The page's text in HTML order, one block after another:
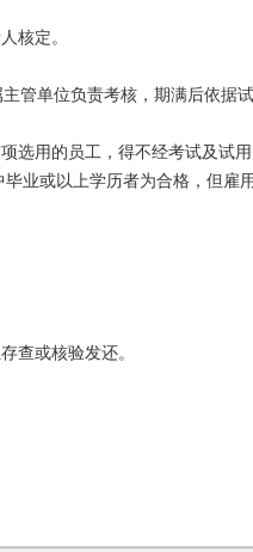
核定。
管单位负责考核，期满后依据
选用的员工，得不经考试及试用
业或以上学历者为合格，但雇
查或核验发还。